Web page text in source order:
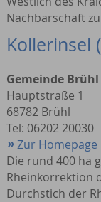
Nachbarschaft
Kollerinsel
Gemeinde Brühl
Hauptstraße 1
68782 Brühl
Tel: 06202 20030
Zur Homepage
Die rund 400 ha
Rheinkorrektion
Durchstich der